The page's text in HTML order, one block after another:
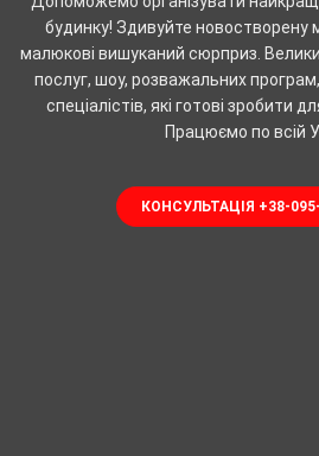
будинку! Здивуйте новостворену
малюкові вишуканий сюрприз.
послуг, шоу, розважальних
спеціалістів, які готові зробити
Працюємо по всій
КОНСУЛЬТАЦІЯ +38-